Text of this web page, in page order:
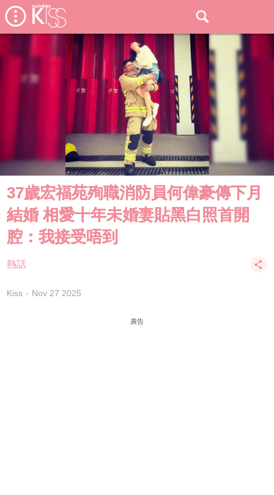
37歲宏福苑殉職消防員何偉豪傳下月
結婚 相愛十年未婚妻貼黑白照首開
腔：我接受唔到
熱話
Kiss Nov 27 2025
廣告